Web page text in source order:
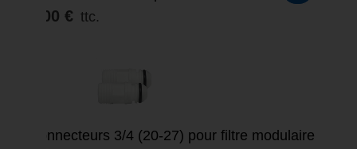
3,00 € ttc.
Connecteurs 3/4 (20-27) pour filtre modulaire